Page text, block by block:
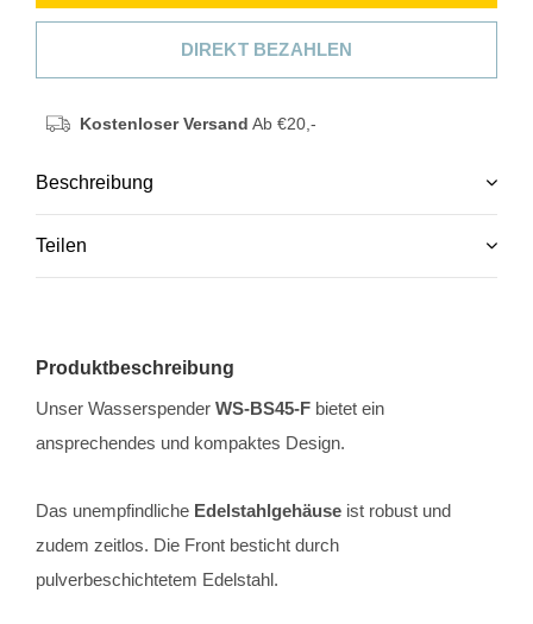
DIREKT BEZAHLEN
Kostenloser Versand Ab €20,-
Beschreibung
Teilen
Produktbeschreibung
Unser Wasserspender WS-BS45-F bietet ein
ansprechendes und kompaktes Design.
Das unempfindliche Edelstahlgehäuse ist robust und
zudem zeitlos. Die Front besticht durch
pulverbeschichtetem Edelstahl.